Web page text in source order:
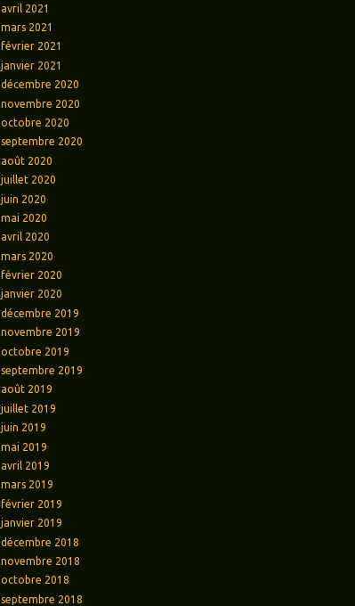
avril 2021
mars 2021
février 2021
janvier 2021
décembre 2020
novembre 2020
octobre 2020
septembre 2020
août 2020
juillet 2020
juin 2020
mai 2020
avril 2020
mars 2020
février 2020
janvier 2020
décembre 2019
novembre 2019
octobre 2019
septembre 2019
août 2019
juillet 2019
juin 2019
mai 2019
avril 2019
mars 2019
février 2019
janvier 2019
décembre 2018
novembre 2018
octobre 2018
septembre 2018